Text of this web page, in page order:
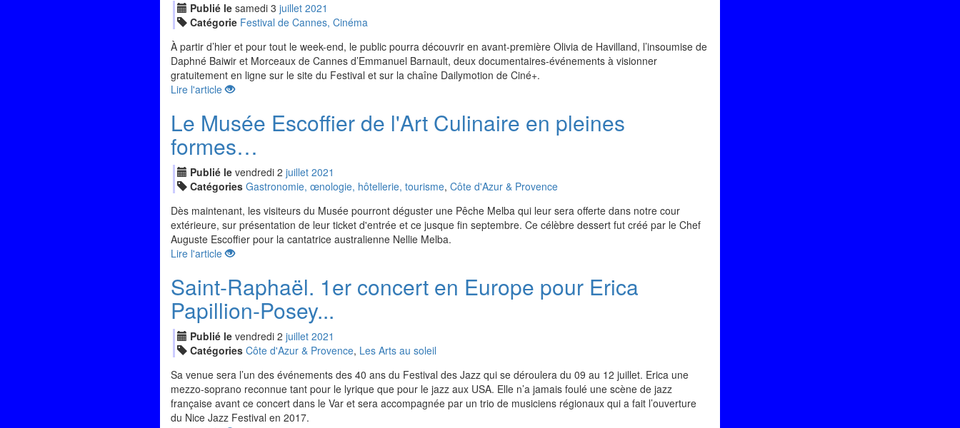
Publié le samedi 3 juillet 2021
Catégorie Festival de Cannes, Cinéma
À partir d’hier et pour tout le week-end, le public pourra découvrir en avant-première Olivia de Havilland, l’insoumise de
Daphné Baiwir et Morceaux de Cannes d’Emmanuel Barnault, deux documentaires-événements à visionner
gratuitement en ligne sur le site du Festival et sur la chaîne Dailymotion de Ciné+.
Lire l'article
Le Musée Escoffier de l'Art Culinaire en pleines
formes…
Publié le vendredi 2 juillet 2021
Catégories Gastronomie, œnologie, hôtellerie, tourisme, Côte d'Azur & Provence
Dès maintenant, les visiteurs du Musée pourront déguster une Pêche Melba qui leur sera offerte dans notre cour
extérieure, sur présentation de leur ticket d'entrée et ce jusque fin septembre. Ce célèbre dessert fut créé par le Chef
Auguste Escoffier pour la cantatrice australienne Nellie Melba.
Lire l'article
Saint-Raphaël. 1er concert en Europe pour Erica
Papillion-Posey...
Publié le vendredi 2 juillet 2021
Catégories Côte d'Azur & Provence, Les Arts au soleil
Sa venue sera l’un des événements des 40 ans du Festival des Jazz qui se déroulera du 09 au 12 juillet. Erica une
mezzo-soprano reconnue tant pour le lyrique que pour le jazz aux USA. Elle n’a jamais foulé une scène de jazz
française avant ce concert dans le Var et sera accompagnée par un trio de musiciens régionaux qui a fait l’ouverture
du Nice Jazz Festival en 2017.